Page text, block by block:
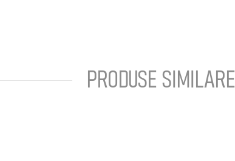
PRODUSE SIMILARE